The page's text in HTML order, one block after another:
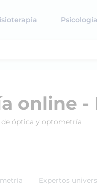
Psicología
online -
de óptica y optometría
Expertos